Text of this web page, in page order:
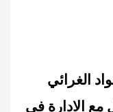
الغرائي
مع الادارة في